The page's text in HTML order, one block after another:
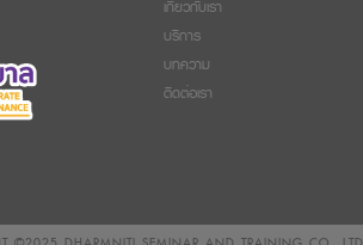
เกี่ยวกับเรา
บริการ
บทความ
ติดต่อเรา